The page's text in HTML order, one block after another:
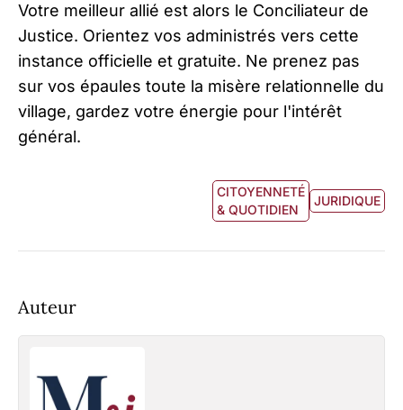
Votre meilleur allié est alors le Conciliateur de
Justice. Orientez vos administrés vers cette
instance officielle et gratuite. Ne prenez pas
sur vos épaules toute la misère relationnelle du
village, gardez votre énergie pour l'intérêt
général.
CITOYENNETÉ
& QUOTIDIEN
JURIDIQUE
Auteur